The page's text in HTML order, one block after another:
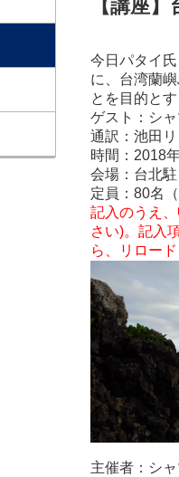
【講座
今日パタイ
に、台湾蘭
とを目的とす
ゲスト： シ
通訳：池田
時間：2018
会場：台北
定員：80名
記入のうえ
さい)。記入
ら、リロー
主催者：シ